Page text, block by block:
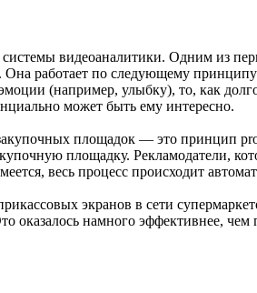
видеоаналитики. Одним из
работает по следующему
(например, улыбку), то, как
может быть ему интересно.
площадок — это принцип
площадку. Рекламодатели,
весь процесс происходит
экранов в сети
оказалось намного эффективнее,